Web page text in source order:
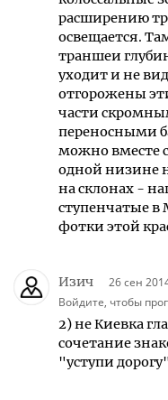
расширению
освещается.
траншеи
уходит и не
отгорожены
части
переносными
можно вместе
одной низине
на склонах -
ступенчатые в
фотки этой
Изич
26 сен
Войдите, чтобы
2) не Киевка
сочетание
"уступи